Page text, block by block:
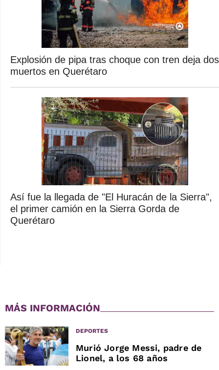
Explosión de pipa tras choque con tren deja dos
muertos en Querétaro
Así fue la llegada de "El Huracán de la Sierra",
el primer camión en la Sierra Gorda de
Querétaro
MÁS INFORMACIÓN
DEPORTES
Murió Jorge Messi, padre de
Lionel, a los 68 años